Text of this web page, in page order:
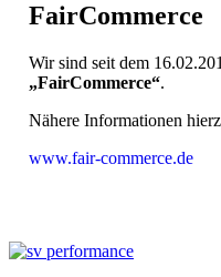
FairCommerce
Wir sind seit dem
„FairCommerce“.
Nähere Informationen
www.fair-commerce.de